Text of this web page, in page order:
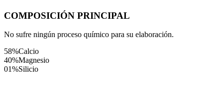
COMPOSICIÓN PRINCIPAL
No sufre ningún proceso químico para su elaboración.
58%Calcio
40%Magnesio
01%Silicio